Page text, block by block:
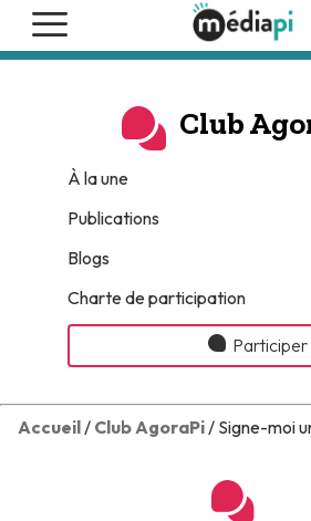
Club
À la une
Publications
Blogs
Charte de participation
Participer
Accueil/ Club AgoraPi/ Signe-moi